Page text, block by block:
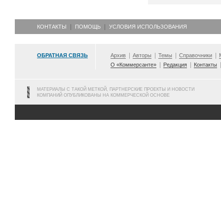
КОНТАКТЫ ПОМОЩЬ УСЛОВИЯ ИСПОЛЬЗОВАНИЯ
ОБРАТНАЯ СВЯЗЬ Архив Авторы Темы Справочники
О «Коммерсанте»
Редакция Контакты
МАТЕРИАЛЫ С ТАКОЙ МЕТКОЙ, ПАРТНЕРСКИЕ ПРОЕКТЫ И НОВОСТИ
КОМПАНИЙ ОПУБЛИКОВАНЫ НА КОММЕРЧЕСКОЙ ОСНОВЕ